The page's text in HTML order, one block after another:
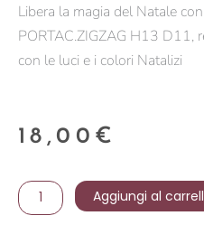
Libera la magia del Natale
PORTAC.ZIGZAG H13 D11,
con le luci e i colori Natalizi
18,00 €
PORTAC.ZIGZAG
H13
Aggiungi al